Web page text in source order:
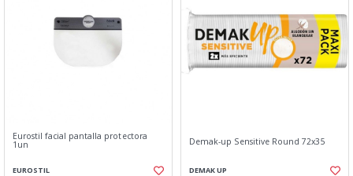
Eurostil facial pantalla protectora
1un
EUROSTIL
Demak-up Sensitive Round 72x35
DEMAK UP